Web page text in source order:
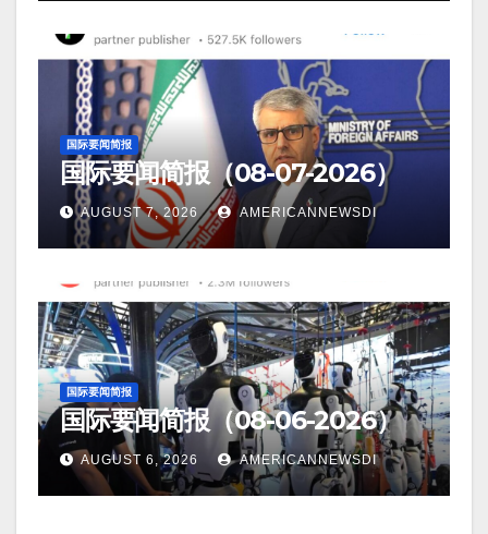
国际要闻简报
国际要闻简报（08-07-2026）
AUGUST 7, 2026 AMERICANNEWSDI
国际要闻简报
国际要闻简报（08-06-2026）
AUGUST 6, 2026 AMERICANNEWSDI